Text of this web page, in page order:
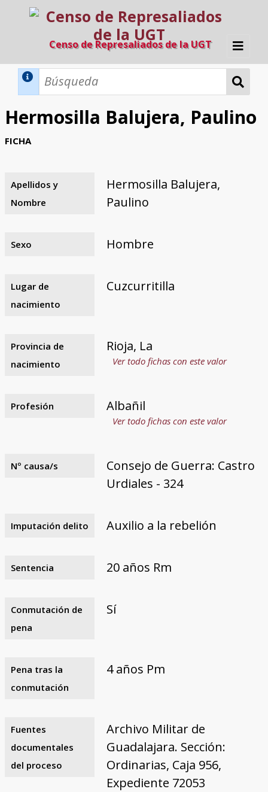
Censo de Represaliados de la UGT
Inicio
Búsqueda Dinámica
Búsqueda Avanzada
Razones y objetivos
El equipo
Colaboradores
Fuentes documentales
Hermosilla Balujera, Paulino
FICHA
Apellidos y
Nombre
Hermosilla Balujera,
Paulino
Sexo Hombre
Lugar de
nacimiento
Cuzcurritilla
Provincia de
nacimiento
Rioja, La
Ver todo fichas con este valor
Profesión Albañil
Ver todo fichas con este valor
Nº causa/s
Consejo de Guerra: Castro
Urdiales - 324
Imputación delito Auxilio a la rebelión
Sentencia 20 años Rm
Conmutación de
pena
Sí
Pena tras la
conmutación
4 años Pm
Fuentes
documentales
del proceso
Archivo Militar de
Guadalajara. Sección:
Ordinarias, Caja 956,
Expediente 72053